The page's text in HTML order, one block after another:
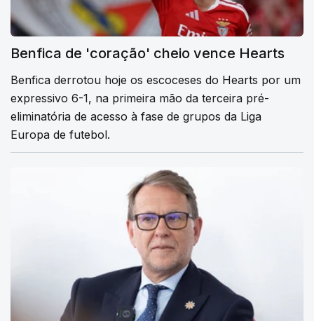
Benfica de 'coração' cheio vence Hearts
Benfica derrotou hoje os escoceses do Hearts por um
expressivo 6-1, na primeira mão da terceira pré-
eliminatória de acesso à fase de grupos da Liga
Europa de futebol.